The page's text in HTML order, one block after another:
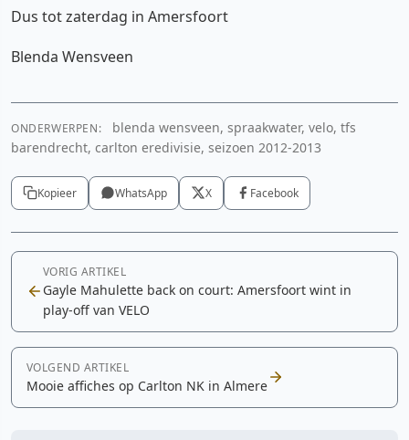
Dus tot zaterdag in Amersfoort
Blenda Wensveen
ONDERWERPEN:
blenda wensveen, spraakwater, velo, tfs
barendrecht, carlton eredivisie, seizoen 2012-2013
Kopieer WhatsApp X Facebook
VORIG ARTIKEL
Gayle Mahulette back on court: Amersfoort wint in
play-off van VELO
VOLGEND ARTIKEL
Mooie affiches op Carlton NK in Almere